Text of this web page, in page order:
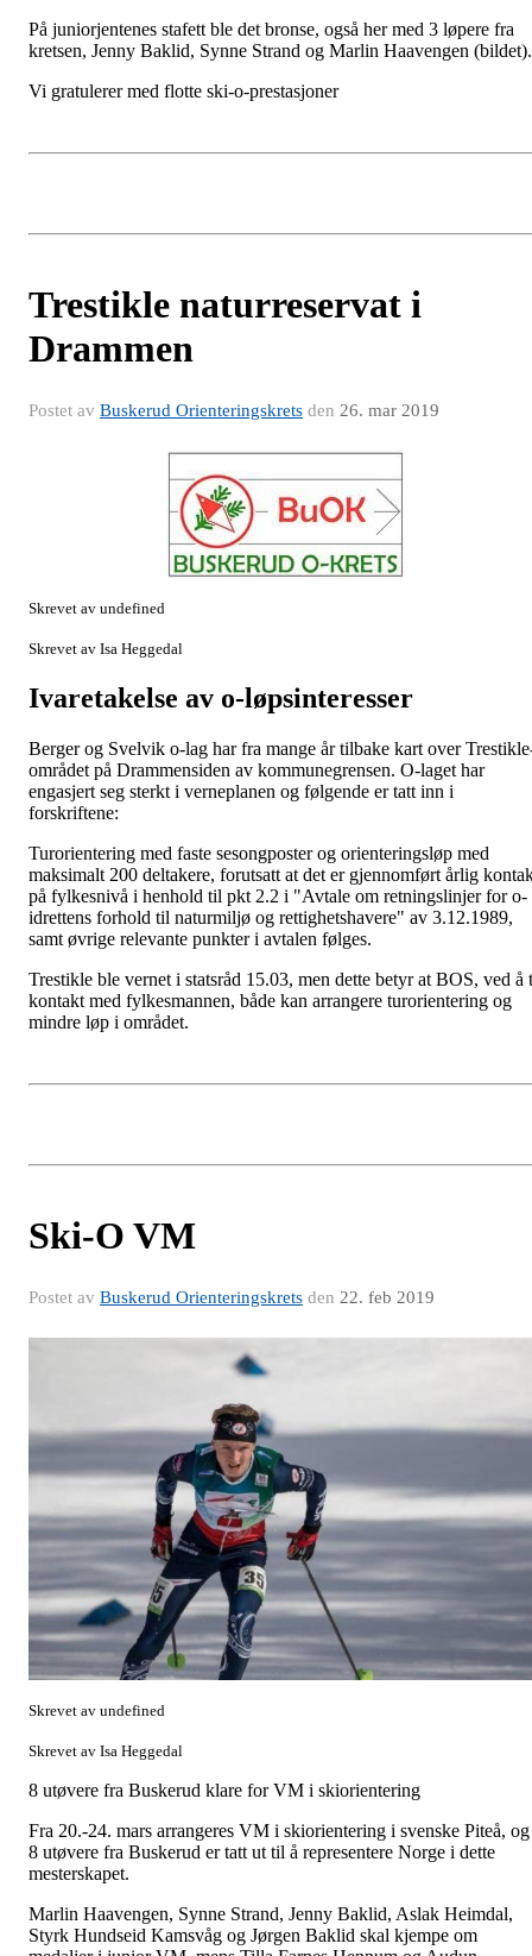
På juniorjentenes stafett ble det bronse, også her med 3 løpere fra
kretsen, Jenny Baklid, Synne Strand og Marlin Haavengen (bildet).
Vi gratulerer med flotte ski-o-prestasjoner
Trestikle naturreservat i
Drammen
Postet av Buskerud Orienteringskrets den 26. mar 2019
Skrevet av undefined
Skrevet av Isa Heggedal
Ivaretakelse av o-løpsinteresser
Berger og Svelvik o-lag har fra mange år tilbake kart over
området på Drammensiden av kommunegrensen. O-laget har
engasjert seg sterkt i verneplanen og følgende er tatt inn i
forskriftene:
Turorientering med faste sesongposter og orienteringsløp med
maksimalt 200 deltakere, forutsatt at det er gjennomført årlig
på fylkesnivå i henhold til pkt 2.2 i "Avtale om retningslinjer for o-
idrettens forhold til naturmiljø og rettighetshavere" av 3.12.1989,
samt øvrige relevante punkter i avtalen følges.
Trestikle ble vernet i statsråd 15.03, men dette betyr at BOS, ved å
kontakt med fylkesmannen, både kan arrangere turorientering og
mindre løp i området.
Ski-O VM
Postet av Buskerud Orienteringskrets den 22. feb 2019
Skrevet av undefined
Skrevet av Isa Heggedal
8 utøvere fra Buskerud klare for VM i skiorientering
Fra 20.-24. mars arrangeres VM i skiorientering i svenske Piteå, og
8 utøvere fra Buskerud er tatt ut til å representere Norge i dette
mesterskapet.
Marlin Haavengen, Synne Strand, Jenny Baklid, Aslak Heimdal,
Styrk Hundseid Kamsvåg og Jørgen Baklid skal kjempe om